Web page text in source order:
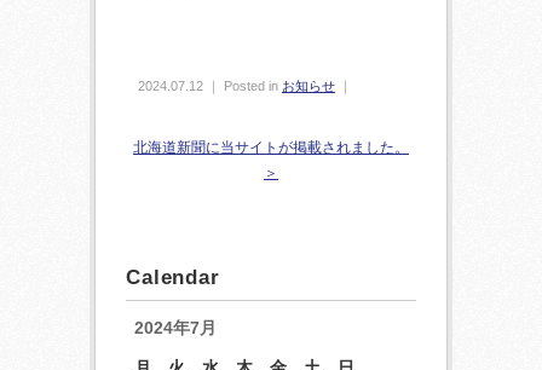
2024.07.12 ｜ Posted in お知らせ ｜
北海道新聞に当サイトが掲載されました。
＞
Calendar
2024年7月